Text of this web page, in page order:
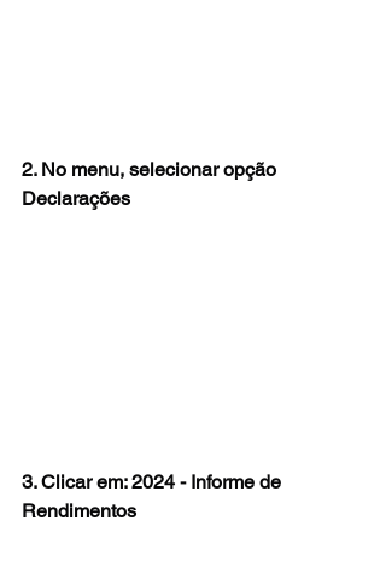
2. No menu, selecionar opção
Declarações
3. Clicar em: 2024 - Informe de
Rendimentos